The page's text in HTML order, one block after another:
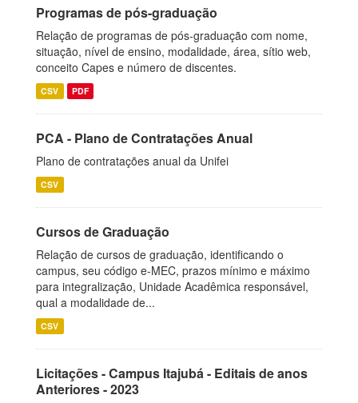
Programas de pós-graduação
Relação de programas de pós-graduação com nome,
situação, nível de ensino, modalidade, área, sítio web,
conceito Capes e número de discentes.
CSV PDF
PCA - Plano de Contratações Anual
Plano de contratações anual da Unifei
CSV
Cursos de Graduação
Relação de cursos de graduação, identificando o
campus, seu código e-MEC, prazos mínimo e máximo
para integralização, Unidade Acadêmica responsável,
qual a modalidade de...
CSV
Licitações - Campus Itajubá - Editais de anos
Anteriores - 2023